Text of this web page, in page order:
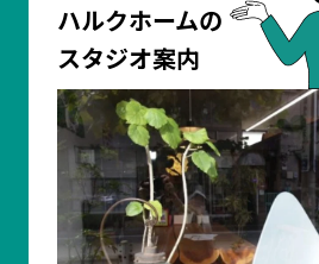
ハルクホームの
スタジオ案内